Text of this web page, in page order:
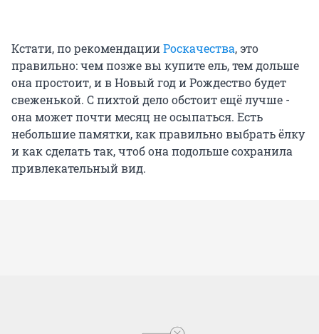
Кстати, по рекомендацииРоскачества, это
правильно: чем позже вы купите ель, тем дольше
она простоит, и в Новый год и Рождество будет
свеженькой. С пихтой дело обстоит ещё лучше -
она может почти месяц не осыпаться. Есть
небольшие памятки, как правильно выбрать ёлку
и как сделать так, чтоб она подольше сохранила
привлекательный вид.